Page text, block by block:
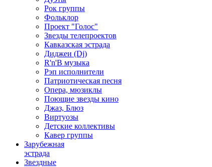
Рок группы
Фольклор
Проект "Голос"
Звезды телепроектов
Кавказская эстрада
Диджеи (Dj)
R'n'B музыка
Рэп исполнители
Патриотическая песня
Опера, мюзиклы
Поющие звезды кино
Джаз, Блюз
Виртуозы
Детские коллективы
Кавер группы
Зарубежная
эстрада
Звездные